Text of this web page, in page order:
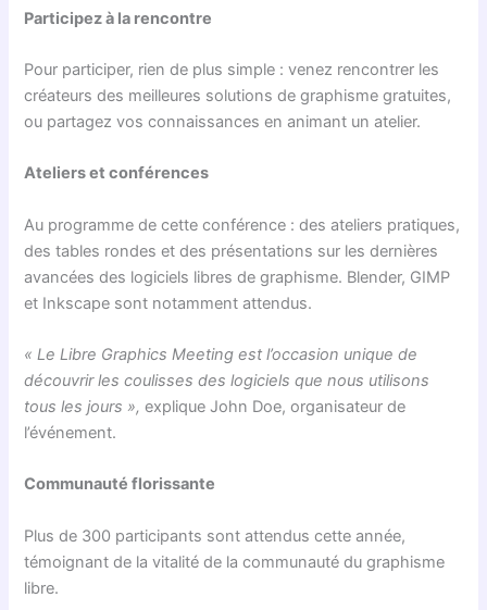
Participez à la rencontre
Pour participer, rien de plus simple : venez rencontrer les
créateurs des meilleures solutions de graphisme gratuites,
ou partagez vos connaissances en animant un atelier.
Ateliers et conférences
Au programme de cette conférence : des ateliers pratiques,
des tables rondes et des présentations sur les dernières
avancées des logiciels libres de graphisme. Blender, GIMP
et Inkscape sont notamment attendus.
« Le Libre Graphics Meeting est l’occasion unique de
découvrir les coulisses des logiciels que nous utilisons
tous les jours », explique John Doe, organisateur de
l’événement.
Communauté florissante
Plus de 300 participants sont attendus cette année,
témoignant de la vitalité de la communauté du graphisme
libre.